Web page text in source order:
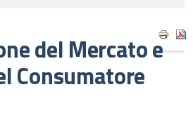
del Mercato e
Consumatore